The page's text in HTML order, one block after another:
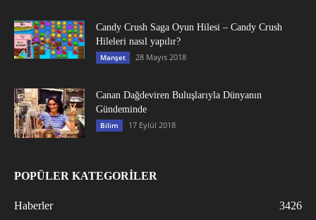
Candy Crush Saga Oyun Hilesi – Candy Crush
Hileleri nasıl yapılır?
Manşet 28 Mayıs 2018
Canan Dağdeviren Buluşlarıyla Dünyanın
Gündeminde
Bilim 17 Eylül 2018
POPÜLER KATEGORİLER
Haberler
3426